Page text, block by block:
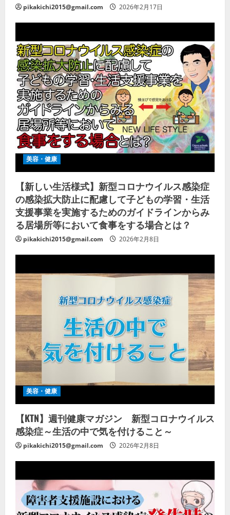
pikakichi2015@gmail.com 2026年2月17日
美容・健康
【新しい生活様式】新型コロナウイルス感染症
の感染拡大防止に配慮して子どもの学習・生活
支援事業を実施するためのガイドラインからみ
る居場所等において食事をする場合とは？
pikakichi2015@gmail.com 2026年2月8日
美容・健康
【KTN】週刊健康マガジン 新型コロナウイルス
感染症～生活の中で気を付けること～
pikakichi2015@gmail.com 2026年2月8日